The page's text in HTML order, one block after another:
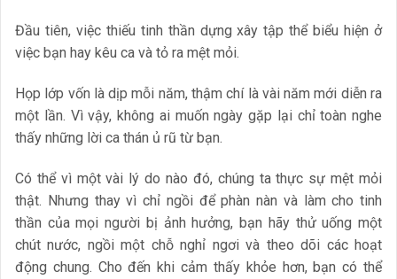
Đầu tiên, việc thiếu tinh thần dựng xây tập thể biểu hiện ở
việc bạn hay kêu ca và tỏ ra mệt mỏi.
Họp lớp vốn là dịp mỗi năm, thậm chí là vài năm mới diễn ra
một lần. Vì vậy, không ai muốn ngày gặp lại chỉ toàn nghe
thấy những lời ca thán ủ rũ từ bạn.
Có thể vì một vài lý do nào đó, chúng ta thực sự mệt mỏi
thật. Nhưng thay vì chỉ ngồi để phàn nàn và làm cho tinh
thần của mọi người bị ảnh hưởng, bạn hãy thử uống một
chút nước, ngồi một chỗ nghỉ ngơi và theo dõi các hoạt
động chung. Cho đến khi cảm thấy khỏe hơn, bạn có thể